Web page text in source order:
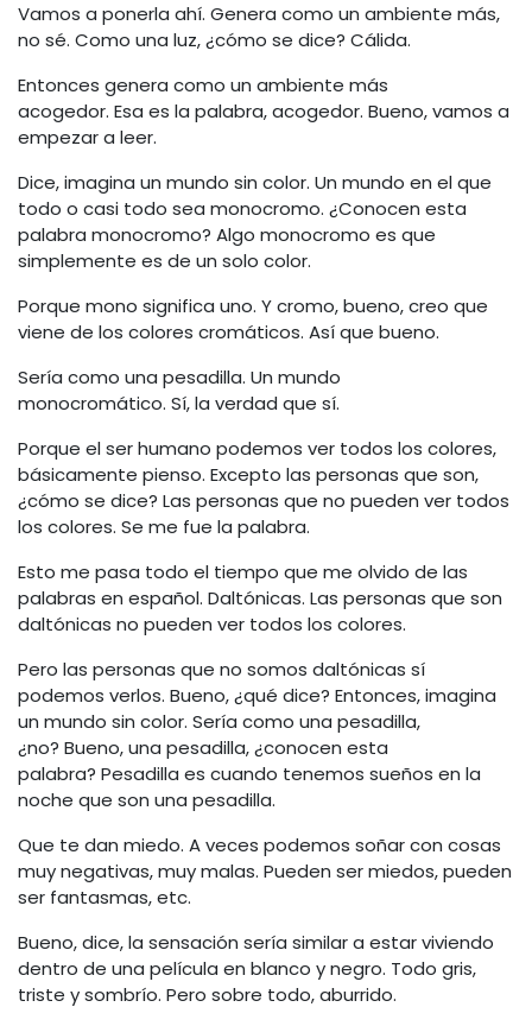
Vamos a ponerla ahí. Genera como un ambiente más,
no sé. Como una luz, ¿cómo se dice? Cálida.
Entonces genera como un ambiente más
acogedor. Esa es la palabra, acogedor. Bueno, vamos a
empezar a leer.
Dice, imagina un mundo sin color. Un mundo en el que
todo o casi todo sea monocromo. ¿Conocen esta
palabra monocromo? Algo monocromo es que
simplemente es de un solo color.
Porque mono significa uno. Y cromo, bueno, creo que
viene de los colores cromáticos. Así que bueno.
Sería como una pesadilla. Un mundo
monocromático. Sí, la verdad que sí.
Porque el ser humano podemos ver todos los colores,
básicamente pienso. Excepto las personas que son,
¿cómo se dice? Las personas que no pueden ver todos
los colores. Se me fue la palabra.
Esto me pasa todo el tiempo que me olvido de las
palabras en español. Daltónicas. Las personas que son
daltónicas no pueden ver todos los colores.
Pero las personas que no somos daltónicas sí
podemos verlos. Bueno, ¿qué dice? Entonces, imagina
un mundo sin color. Sería como una pesadilla,
¿no? Bueno, una pesadilla, ¿conocen esta
palabra? Pesadilla es cuando tenemos sueños en la
noche que son una pesadilla.
Que te dan miedo. A veces podemos soñar con cosas
muy negativas, muy malas. Pueden ser miedos, pueden
ser fantasmas, etc.
Bueno, dice, la sensación sería similar a estar viviendo
dentro de una película en blanco y negro. Todo gris,
triste y sombrío. Pero sobre todo, aburrido.